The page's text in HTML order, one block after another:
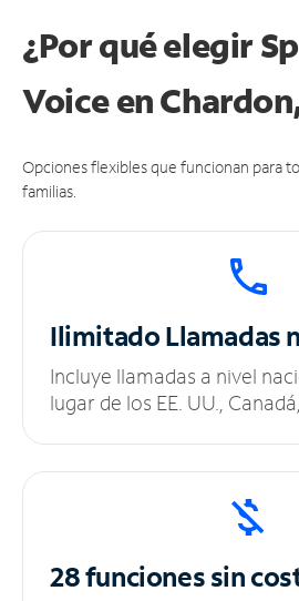
¿Por qué elegir
Voice en
Opciones flexibles que funcionan para
familias.
IlimitadoLlamadas
Incluye llamadas a nivel
lugar de los EE. UU.,
28 funciones sin